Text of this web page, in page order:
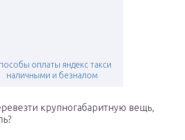
оплаты яндекс такси
наличными и безналом
крупногабаритную вещь,